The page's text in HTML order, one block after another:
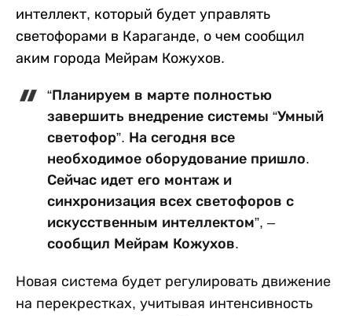
интеллект, который будет управлять
светофорами в Караганде, о чем сообщил
аким города Мейрам Кожухов.
“Планируем в марте полностью
завершить внедрение системы “Умный
светофор”. На сегодня все
необходимое оборудование пришло.
Сейчас идет его монтаж и
синхронизация всех светофоров с
искусственным интеллектом”, –
сообщил Мейрам Кожухов.
Новая система будет регулировать движение
на перекрестках, учитывая интенсивность